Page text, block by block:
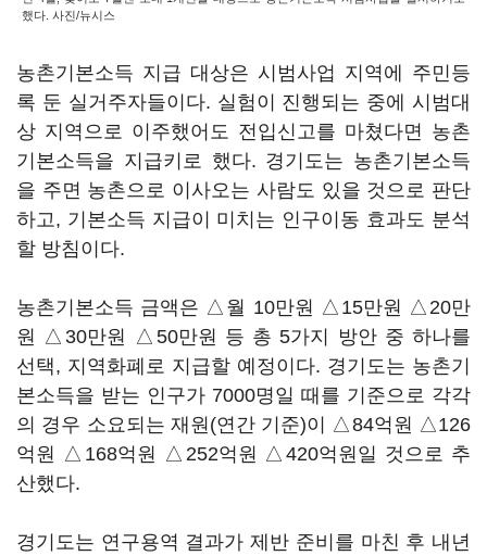
했다. 사진/뉴시스
농촌기본소득 지급 대상은 시범사업 지역에 주민등
록 둔 실거주자들이다. 실험이 진행되는 중에 시범대
상 지역으로 이주했어도 전입신고를 마쳤다면 농촌
기본소득을 지급키로 했다. 경기도는 농촌기본소득
을 주면 농촌으로 이사오는 사람도 있을 것으로 판단
하고, 기본소득 지급이 미치는 인구이동 효과도 분석
할 방침이다.
농촌기본소득 금액은 △월 10만원 △15만원 △20만
원 △30만원 △50만원 등 총 5가지 방안 중 하나를
선택, 지역화폐로 지급할 예정이다. 경기도는 농촌기
본소득을 받는 인구가 7000명일 때를 기준으로 각각
의 경우 소요되는 재원(연간 기준)이 △84억원 △126
억원 △168억원 △252억원 △420억원일 것으로 추
산했다.
경기도는 연구용역 결과가 제반 준비를 마친 후 내년